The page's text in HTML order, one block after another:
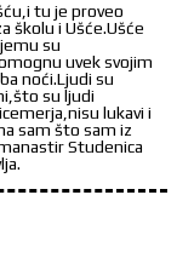
tu je proveo
školu i Ušće.Ušće
su
uvek svojim
noći.Ljudi su
su ljudi
lukavi i
sam što sam iz
Studenica